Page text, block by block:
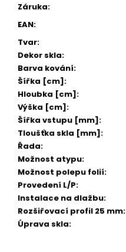
Záruka:
EAN:
Tvar:
Dekor skla:
Barva kování:
Šířka [cm]:
Hloubka [cm]:
Výška [cm]:
Šířka vstupu [mm]:
Tloušťka skla [mm]:
Řada:
Možnost atypu:
Možnost polepu folií:
Provedení L/P:
Instalace na dlažbu:
Rozšiřovací profil 25 mm:
Úprava skla:
VOLCANO
SPRCHOVÉ
DVEŘE
DO
NIKY
1400MM,
ČIRÉ
SKLO,
GV1014
16
792
Kč
Původně:
20
990
Kč